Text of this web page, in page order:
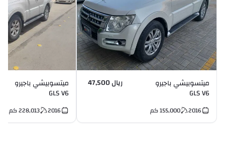
ميتسوبيشي باجيرو
GLS V6
ريال 47,500
2016
155,000 كم
ميتسوبيشي باجيرو
GLS V6
2016
228,013 كم